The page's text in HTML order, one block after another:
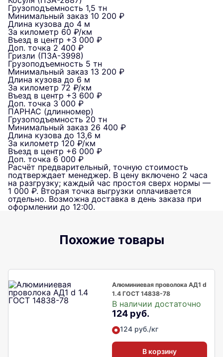
Грузоподъемность 1,5 тн
Минимальный заказ 10 200 ₽
Длина кузова до 4 м
За километр 60 ₽/км
Въезд в центр +3 000 ₽
Доп. точка 2 400 ₽
Гризли (ПЗА-3998)
Грузоподъемность 5 тн
Минимальный заказ 13 200 ₽
Длина кузова до 6 м
За километр 72 ₽/км
Въезд в центр +3 600 ₽
Доп. точка 3 000 ₽
ПАРНАС (длинномер)
Грузоподъемность 20 тн
Минимальный заказ 26 400 ₽
Длина кузова до 13,6 м
За километр 120 ₽/км
Въезд в центр +6 000 ₽
Доп. точка 6 000 ₽
Расчёт предварительный, точную стоимость
подтверждает менеджер. В цену включено 2 часа
на разгрузку; каждый час простоя сверх нормы —
1 000 ₽. Вторая точка выгрузки оплачивается
отдельно. Возможна доставка в день заказа при
оформлении до 12:00.
Похожие товары
Алюминиевая проволока АД1 d
1.4 ГОСТ 14838-78
В наличии достаточно
124 руб.
124 руб./кг
В корзину